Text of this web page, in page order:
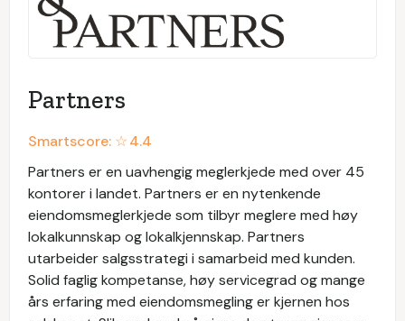
Partners
Smartscore: ☆4.4
Partners er en uavhengig meglerkjede med over 45
kontorer i landet. Partners er en nytenkende
eiendomsmeglerkjede som tilbyr meglere med høy
lokalkunnskap og lokalkjennskap. Partners
utarbeider salgsstrategi i samarbeid med kunden.
Solid faglig kompetanse, høy servicegrad og mange
års erfaring med eiendomsmegling er kjernen hos